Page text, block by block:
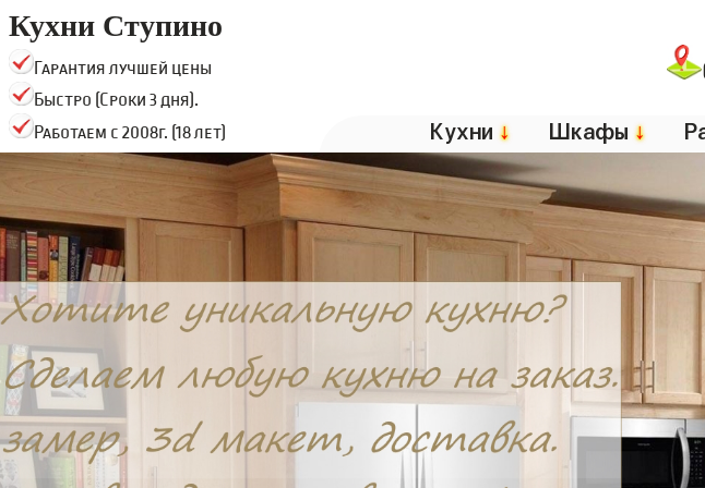
Кухни Ступино
Гарантия лучшей цены
Быстро (Сроки 3 дня).
Работаем с 2008г. (18 лет)
Кухни↓ Шкафы↓